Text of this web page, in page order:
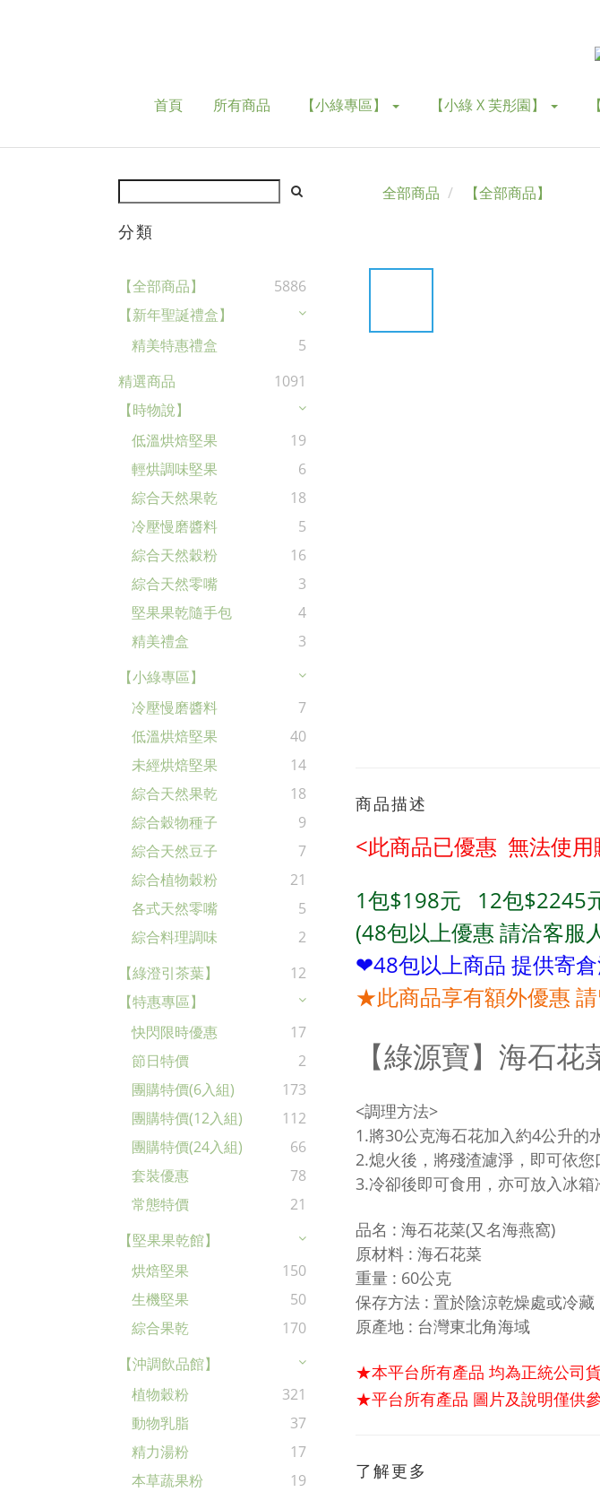
首頁 所有商品 【小綠專區】 【小綠 X 芙彤園】
分類
【全部商品】
5886
【新年聖誕禮盒】
精美特惠禮盒
5
精選商品
1091
【時物說】
低溫烘焙堅果
19
輕烘調味堅果
6
綜合天然果乾
18
冷壓慢磨醬料
5
綜合天然穀粉
16
綜合天然零嘴
3
堅果果乾隨手包
4
精美禮盒
3
【小綠專區】
冷壓慢磨醬料
7
低溫烘焙堅果
40
未經烘焙堅果
14
綜合天然果乾
18
綜合穀物種子
9
綜合天然豆子
7
綜合植物穀粉
21
各式天然零嘴
5
綜合料理調味
2
【綠澄引茶葉】
12
【特惠專區】
快閃限時優惠
17
節日特價
2
團購特價(6入組)
173
團購特價(12入組)
112
團購特價(24入組)
66
套裝優惠
78
常態特價
21
【堅果果乾館】
烘焙堅果
150
生機堅果
50
綜合果乾
170
【沖調飲品館】
植物穀粉
321
動物乳脂
37
精力湯粉
17
本草蔬果粉
19
全部商品 【全部商品】
商品描述
<此商品已優惠 無法使用
1包$198元 12包$2245
(48包以上優惠 請洽客服
❤48包以上商品 提供寄
★此商品享有額外優惠
【綠源寶】海石花
<調理方法>
1.將30公克海石花加入約4公升的
2.熄火後，將殘渣濾淨，即可依
3.冷卻後即可食用，亦可放入冰箱
品名 : 海石花菜(又名海燕窩)
原材料 : 海石花菜
重量 : 60公克
保存方法 : 置於陰涼乾燥處或冷藏
原產地 : 台灣東北角海域
★本平台所有產品 均為正統公司
★平台所有產品 圖片及說明僅供
了解更多